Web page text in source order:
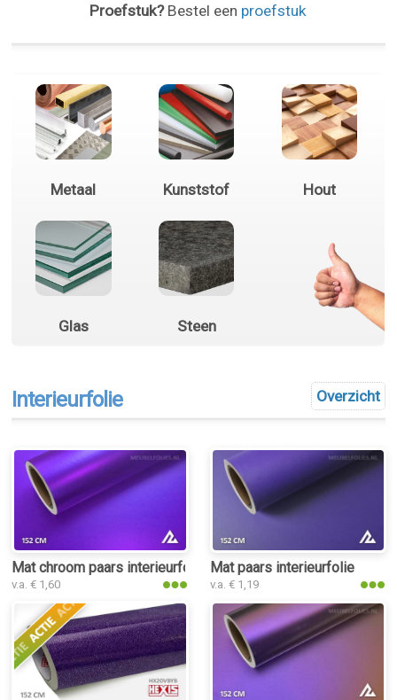
Proefstuk?Bestel een proefstuk
Metaal Kunststof Hout
Glas Steen
Overzicht
Interieurfolie
Mat chroom paars interieurfolie
v.a. € 1,60
Mat paars interieurfolie
v.a. € 1,19